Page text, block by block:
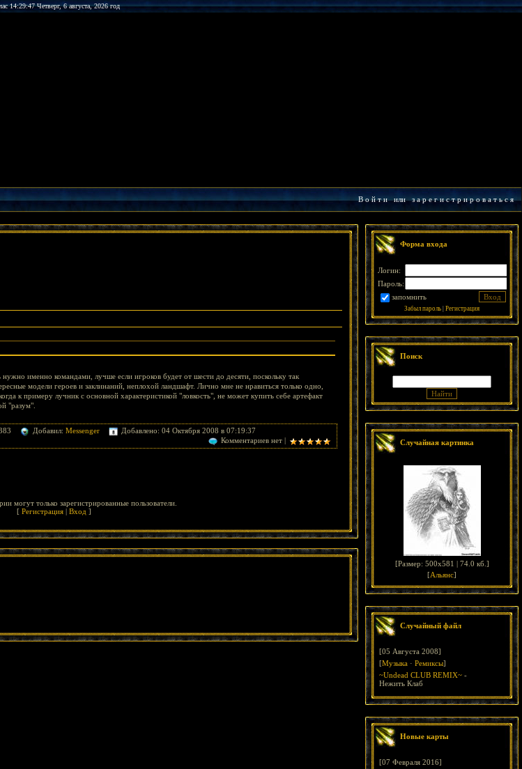
14:29:47 Четверг, 6 августа, 2026 год
В о й т иилиз а р е г и с т р и р о в а т ь с я
именно командами, лучше если игроков будет от шести до десяти, поскольку так
модели героев и заклинаний, неплохой ландшафт. Лично мне не нравиться только одно,
к примеру лучник с основной характеристикой "ловкость", не может купить себе артефакт
"разум".
Добавил: Messenger
Добавлено: 04 Октября 2008 в 07:19:37
Комментариев нет |
могут только зарегистрированные пользователи.
[ Регистрация| Вход ]
Форма входа
Логин:
Пароль:
запомнить
Забыл пароль Регистрация
Поиск
Случайная картинка
[Размер: 500x581 | 74.0 кб. ]
[Альянс]
Случайный файл
[05 Августа 2008]
[Музыка · Ремиксы]
~Undead CLUB REMIX~ -
Нежить Клаб
Новые карты
[07 Февраля 2016]